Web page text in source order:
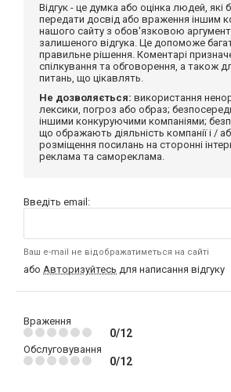
Відгук - це думка або оцінка людей, які
передати досвід або враження іншим
нашого сайту з обов'язковою
залишеного відгука. Це допоможе
правильне рішення. Коментарі
спілкування та обговорення, а також
питань, що цікавлять.
Не дозволяється: використання
лексики, погроз або образ;
іншими конкуруючими компаніями;
що ображають діяльність компанії і /
розміщення посилань на сторонні
реклама та самореклама.
Введіть email:
Ваш e-mail не відображатиметься на сайті
або Авторизуйтесь для написання відгуку
Враження
0/12
Обслуговування
0/12